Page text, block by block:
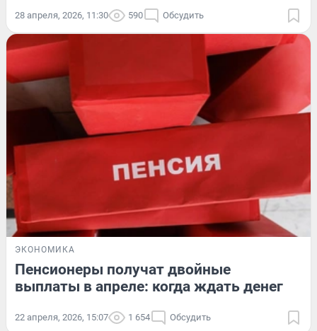
28 апреля, 2026, 11:30 590 Обсудить
ЭКОНОМИКА
Пенсионеры получат двойные
выплаты в апреле: когда ждать денег
22 апреля, 2026, 15:07 1 654 Обсудить